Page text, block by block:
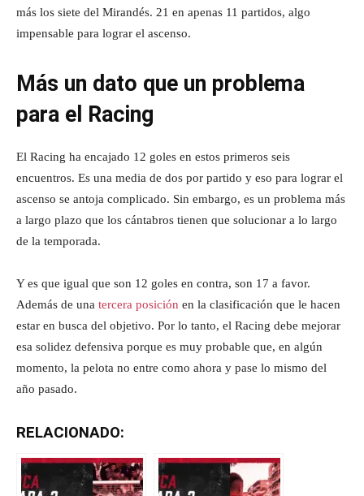
más los siete del Mirandés. 21 en apenas 11 partidos, algo
impensable para lograr el ascenso.
Más un dato que un problema
para el Racing
El Racing ha encajado 12 goles en estos primeros seis
encuentros. Es una media de dos por partido y eso para lograr el
ascenso se antoja complicado. Sin embargo, es un problema más
a largo plazo que los cántabros tienen que solucionar a lo largo
de la temporada.
Y es que igual que son 12 goles en contra, son 17 a favor.
Además de una tercera posición en la clasificación que le hacen
estar en busca del objetivo. Por lo tanto, el Racing debe mejorar
esa solidez defensiva porque es muy probable que, en algún
momento, la pelota no entre como ahora y pase lo mismo del
año pasado.
RELACIONADO: